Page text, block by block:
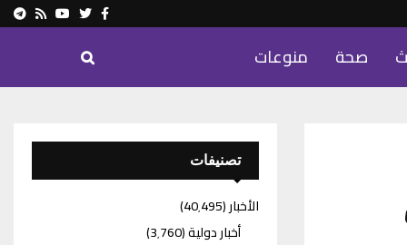
Facebook
Twitter
Youtube
Rss
صحة منوعات
تصنيفات
الأخبار(40٬495)
أخبار دولية(3٬760)